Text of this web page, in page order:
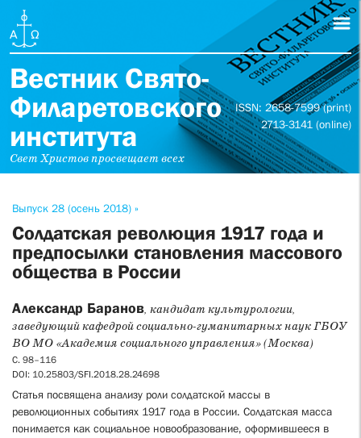
Вестник Свято-
Филаретовского
института
Свет Христов просвещает всех
ISSN: 2658-7599 (print)
2713-3141 (online)
Выпуск 28 (осень 2018) »
Cолдатская революция 1917 года и
предпосылки становления массового
общества в России
Александр Баранов, кандидат культурологии,
заведующий кафедрой социально-гуманитарных наук ГБОУ
ВО МО «Академия социального управления» (Москва)
С. 98–116
DOI: 10.25803/SFI.2018.28.24698
Статья посвящена анализу роли солдатской массы в
революционных событиях 1917 года в России. Солдатская масса
понимается как социальное новообразование, оформившееся в